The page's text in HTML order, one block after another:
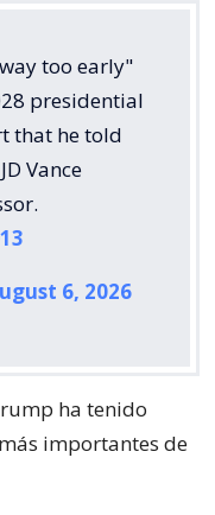
too early"
presidential
that he told
Vance
6, 2026
ha tenido
importantes de